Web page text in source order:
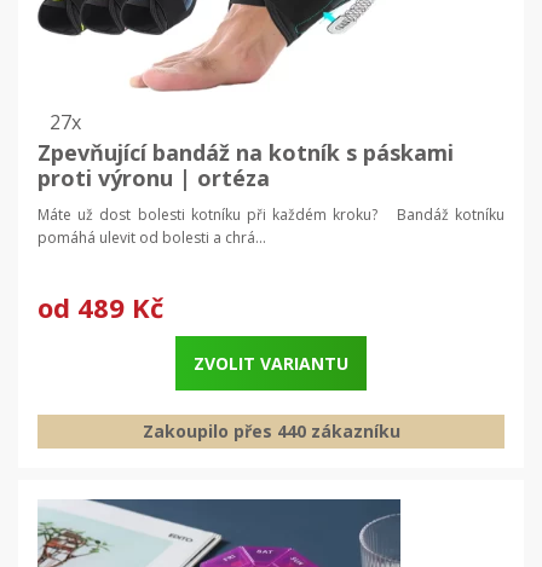
27x
Zpevňující bandáž na kotník s páskami
proti výronu | ortéza
Máte už dost bolesti kotníku při každém kroku? Bandáž kotníku
pomáhá ulevit od bolesti a chrá...
od 489 Kč
ZVOLIT VARIANTU
Zakoupilo přes 440 zákazníku